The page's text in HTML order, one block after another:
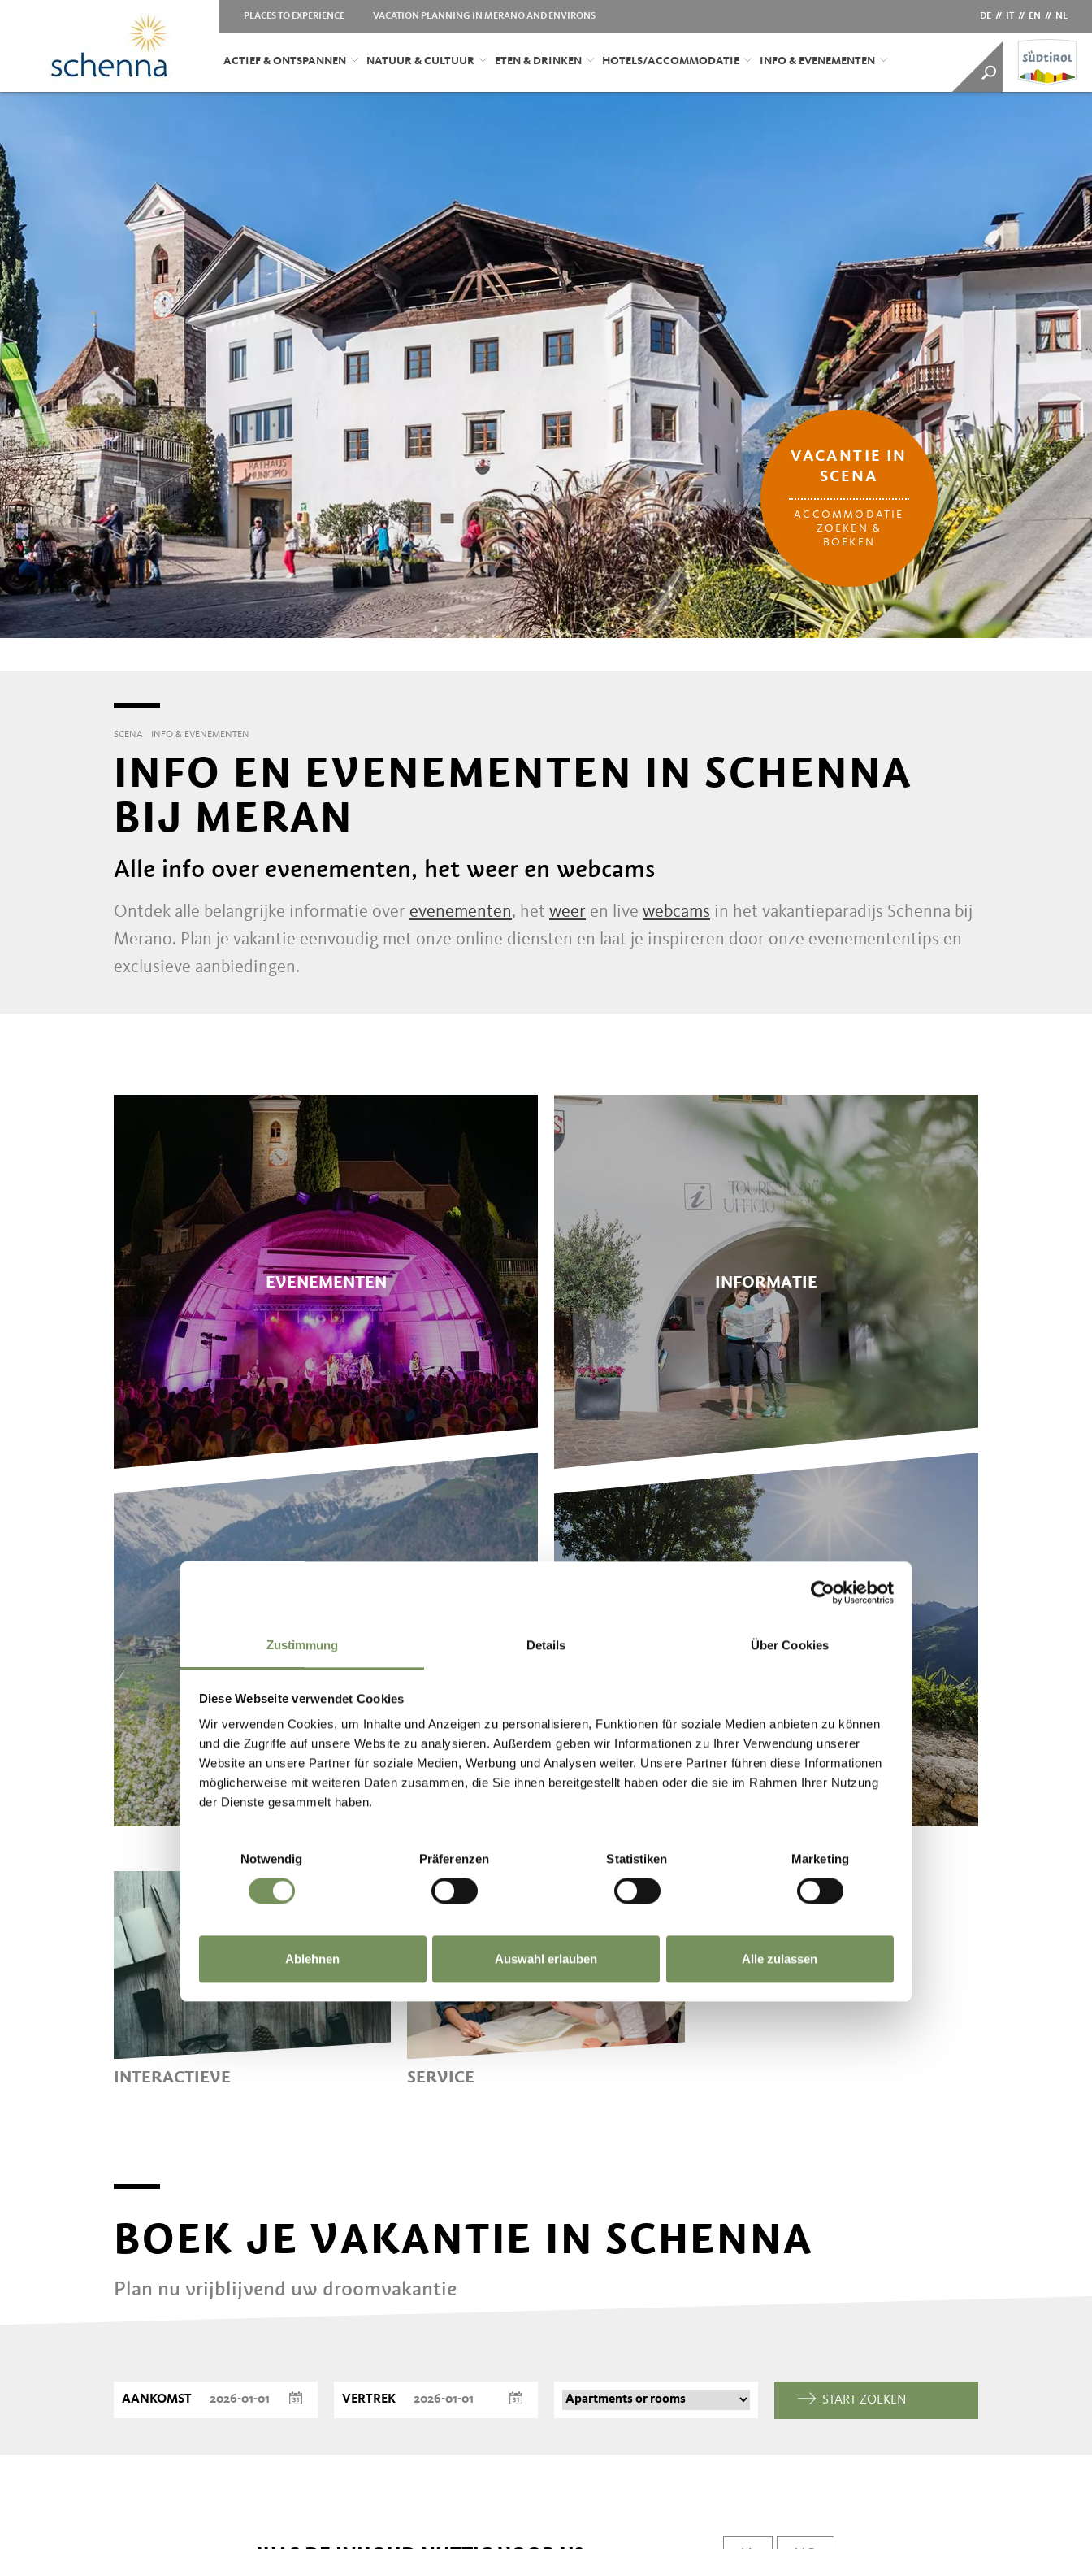
Zustimmung Details Über Cookies
Diese Webseite verwendet Cookies
Wir verwenden Cookies, um Inhalte und Anzeigen zu personalisieren, Funktionen für soziale Medien anbieten zu können
und die Zugriffe auf unsere Website zu analysieren. Außerdem geben wir Informationen zu Ihrer Verwendung unserer
Website an unsere Partner für soziale Medien, Werbung und Analysen weiter. Unsere Partner führen diese Informationen
möglicherweise mit weiteren Daten zusammen, die Sie ihnen bereitgestellt haben oder die sie im Rahmen Ihrer Nutzung
der Dienste gesammelt haben.
Notwendig
Präferenzen Statistiken Marketing
Ablehnen Auswahl erlauben Alle zulassen
PLACES TO EXPERIENCE VACATION PLANNING IN MERANO AND ENVIRONS DE // IT // EN // NL
ACTIEF & ONTSPANNEN NATUUR & CULTUUR ETEN & DRINKEN HOTELS/ACCOMMODATIE INFO & EVENEMENTEN
VACANTIE IN
SCENA
ACCOMMODATIE
ZOEKEN &
BOEKEN
SCENA INFO & EVENEMENTEN
INFO EN EVENEMENTEN IN SCHENNA
BIJ MERAN
Alle info over evenementen, het weer en webcams
Ontdek alle belangrijke informatie over evenementen, het weer en live webcams in het vakantieparadijs Schenna bij
Merano. Plan je vakantie eenvoudig met onze online diensten en laat je inspireren door onze evenemententips en
exclusieve aanbiedingen.
EVENEMENTEN
SCHENNA GOES GREEN
INFORMATIE
WEER
INTERACTIEVE
SERVICE
BOEK JE VAKANTIE IN SCHENNA
Plan nu vrijblijvend uw droomvakantie
AANKOMST VERTREK START ZOEKEN